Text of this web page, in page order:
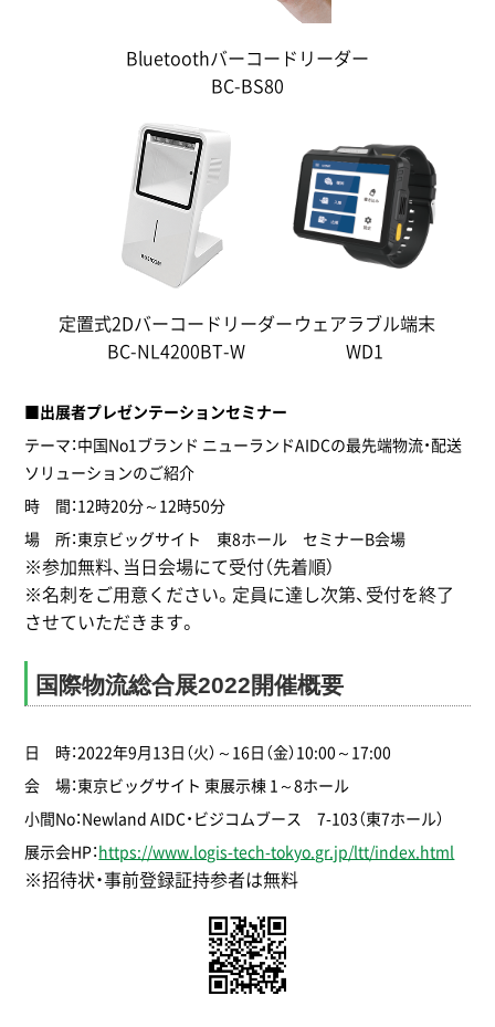
Bluetoothバーコードリーダー
BC-BS80
定置式2Dバーコードリーダー
BC-NL4200BT-W
ウェアラブル端末
WD1
■出展者プレゼンテーションセミナー
テーマ：中国No1ブランド ニューランドAIDCの最先端物流・配送
ソリューションのご紹介
時 間：12時20分～12時50分
場 所：東京ビッグサイト 東8ホール セミナーB会場
※参加無料、当日会場にて受付（先着順）
※名刺をご用意ください。定員に達し次第、受付を終了
させていただきます。
国際物流総合展2022開催概要
日 時：2022年9月13日（火）～16日（金）10:00～17:00
会 場：東京ビッグサイト 東展示棟 1～8ホール
小間No：Newland AIDC・ビジコムブース 7-103（東7ホール）
展示会HP： https://www.logis-tech-tokyo.gr.jp/ltt/index.html
※招待状・事前登録証持参者は無料